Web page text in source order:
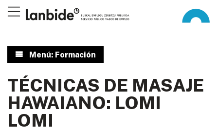
Menú: Formación
TÉCNICAS DE MASAJE
HAWAIANO: LOMI
LOMI